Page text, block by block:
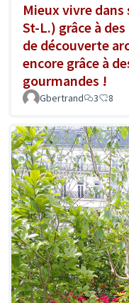
Mieux vivre
St-L.) grâce à
de découverte
encore grâce à
gourmandes !
Gbertrand 3 8